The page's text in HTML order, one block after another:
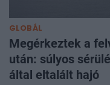
GLOBÁL
Megérkeztek a
után: súlyos
által eltalált hajó